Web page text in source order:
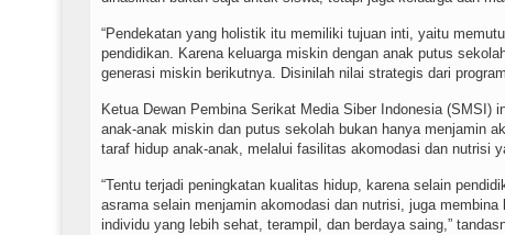
“Pendekatan yang holistik itu memiliki tujuan inti, yaitu
pendidikan. Karena keluarga miskin dengan anak putus
generasi miskin berikutnya. Disinilah nilai strategis dari
Ketua Dewan Pembina Serikat Media Siber Indonesia (SMSI)
anak-anak miskin dan putus sekolah bukan hanya menjamin
taraf hidup anak-anak, melalui fasilitas akomodasi dan nutrisi
“Tentu terjadi peningkatan kualitas hidup, karena selain
asrama selain menjamin akomodasi dan nutrisi, juga
individu yang lebih sehat, terampil, dan berdaya saing,”